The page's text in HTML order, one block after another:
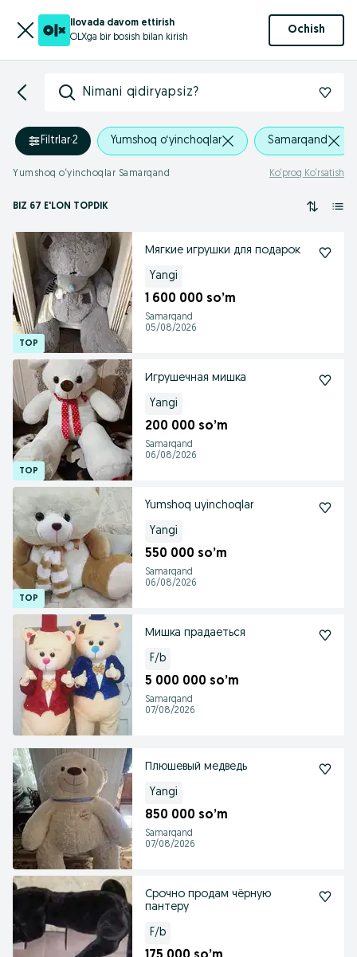
Ilovada davom ettirish
OLXga bir bosish bilan kirish
Ochish
Nimani qidiryapsiz?
Filtrlar·2 Yumshoq o‘yinchoqlar Samarqand
Yumshoq o‘yinchoqlar Samarqand Ko‘proq Ko‘rsatish
BIZ 67 E'LON TOPDIK
Мягкие игрушки для подарок
Yangi
1 600 000 so’m
Samarqand
05/08/2026
Игрушечная мишка
Yangi
200 000 so’m
Samarqand
06/08/2026
Yumshoq uyinchoqlar
Yangi
550 000 so’m
Samarqand
06/08/2026
Мишка прадаеться
F/b
5 000 000 so’m
Samarqand
07/08/2026
Плюшевый медведь
Yangi
850 000 so’m
Samarqand
07/08/2026
Срочно продам чёрную
пантеру
F/b